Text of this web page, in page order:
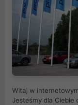
Witaj w
Jesteśmy dla Ciebie